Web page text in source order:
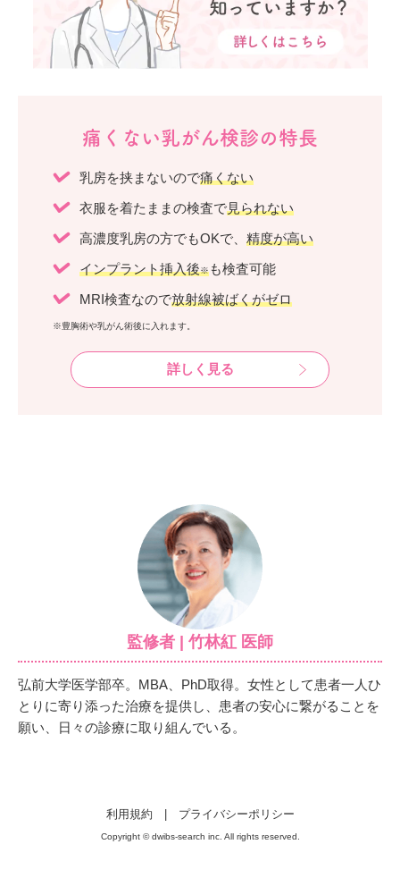
痛くない乳がん検診の特長
乳房を挟まないので痛くない
衣服を着たままの検査で見られない
高濃度乳房の方でもOKで、 精度が高い
インプラント挿入後※ も検査可能
MRI検査なので放射線被ばくがゼロ
※豊胸術や乳がん術後に入れます。
詳しく見る
監修者 | 竹林紅 医師
弘前大学医学部卒。MBA、PhD取得。女性として患者一人ひ
とりに寄り添った治療を提供し、患者の安心に繋がることを
願い、日々の診療に取り組んでいる。
利用規約 | プライバシーポリシー
Copyright © dwibs-search inc. All rights reserved.